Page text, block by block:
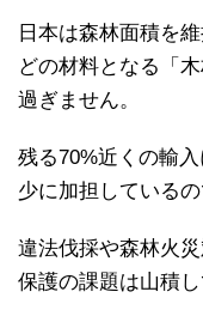
日本は森林面積を
どの材料となる「
過ぎません。
残る70%近くの輸
少に加担しているの
違法伐採や森林火
保護の課題は山積し